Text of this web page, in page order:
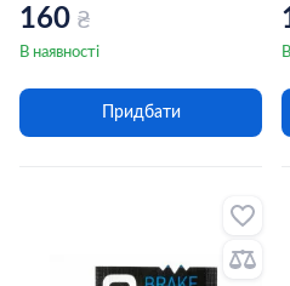
160 ₴
В наявності
Придбати